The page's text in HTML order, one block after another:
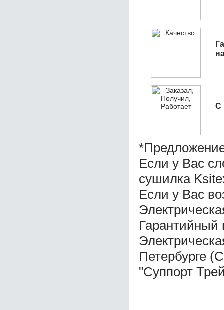
С
Если у Вас
сушилка
Если у Вас
Гарантийный
Петербурге
"Суппорт